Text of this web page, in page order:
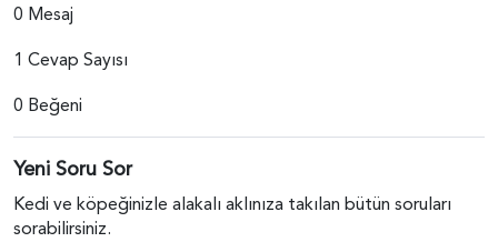
0 Mesaj
1 Cevap Sayısı
0 Beğeni
Yeni Soru Sor
Kedi ve köpeğinizle alakalı aklınıza takılan bütün soruları
sorabilirsiniz.